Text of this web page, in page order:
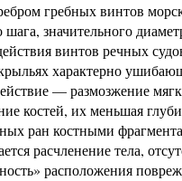
гребных винтов
значительного
винтов речных
характерно
— размозжение
костей, их меньшая
ран костными
расчленение тела,
расположения